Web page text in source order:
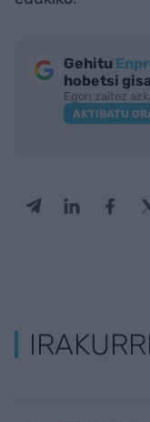
Gehitu
hobetsi
Egon zaitez
AKTIBATU